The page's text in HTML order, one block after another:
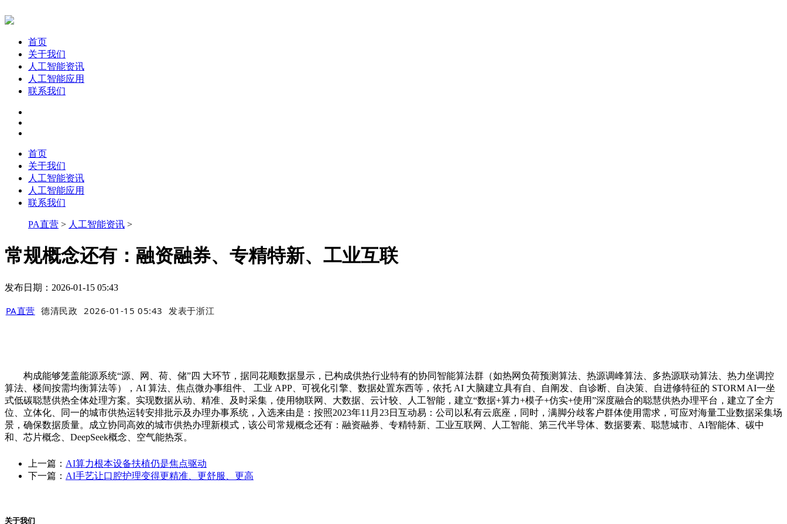
首页
关于我们
人工智能资讯
人工智能应用
联系我们
首页
关于我们
人工智能资讯
人工智能应用
联系我们
PA直营 > 人工智能资讯 >
常规概念还有：融资融券、专精特新、工业互联
发布日期：2026-01-15 05:43
PA直营 德清民政 2026-01-15 05:43 发表于浙江
构成能够笼盖能源系统“源、网、荷、储”四 大环节，据同花顺数据显示，已构成供热行业特有的协同智能算法群（如热网负荷预测算法、热源调峰算法、多热源联动算法、热力坐调控
算法、楼间按需均衡算法等），AI 算法、焦点微办事组件、 工业 APP、可视化引擎、数据处置东西等，依托 AI 大脑建立具有自、自阐发、自诊断、自决策、自进修特征的 STORM AI一坐
式低碳聪慧供热全体处理方案。实现数据从动、精准、及时采集，使用物联网、大数据、云计较、人工智能，建立“数据+算力+模子+仿实+使用”深度融合的聪慧供热办理平台，建立了全方
位、立体化、同一的城市供热运转安排批示及办理办事系统，入选来由是：按照2023年11月23日互动易：公司以私有云底座，同时，满脚分歧客户群体使用需求，可应对海量工业数据采集场
景，确保数据质量。成立协同高效的城市供热办理新模式，该公司常规概念还有：融资融券、专精特新、工业互联网、人工智能、第三代半导体、数据要素、聪慧城市、AI智能体、碳中
和、芯片概念、DeepSeek概念、空气能热泵。
上一篇： AI算力根本设备扶植仍是焦点驱动
下一篇： AI手艺让口腔护理变得更精准、更舒服、更高
关于我们